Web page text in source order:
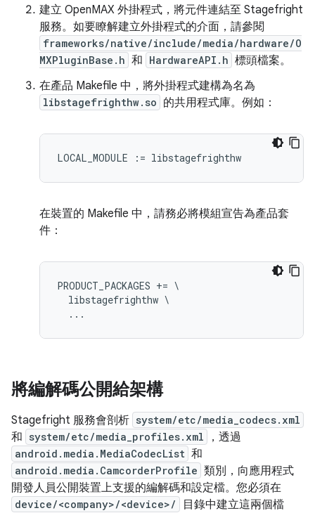
建立 OpenMAX 外掛程式，將元件連結至 Stagefright
服務。如要瞭解建立外掛程式的介面，請參閱
frameworks/native/include/media/hardware/O
MXPluginBase.h 和 HardwareAPI.h 標頭檔案。
在產品 Makefile 中，將外掛程式建構為名為
libstagefrighthw.so 的共用程式庫。例如：
在裝置的 Makefile 中，請務必將模組宣告為產品套
件：
PRODUCT_PACKAGES += \
  libstagefrighthw \
將編解碼公開給架構
Stagefright 服務會剖析 system/etc/media_codecs.xml
和 system/etc/media_profiles.xml ，透過
android.media.MediaCodecList 和
android.media.CamcorderProfile 類別，向應用程式
開發人員公開裝置上支援的編解碼和設定檔。您必須在
device/<company>/<device>/
目錄中建立這兩個檔